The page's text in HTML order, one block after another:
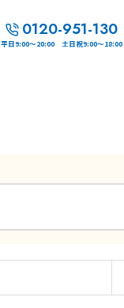
0120-951-130
平日9:00～20:00 土日祝9:00～18:00